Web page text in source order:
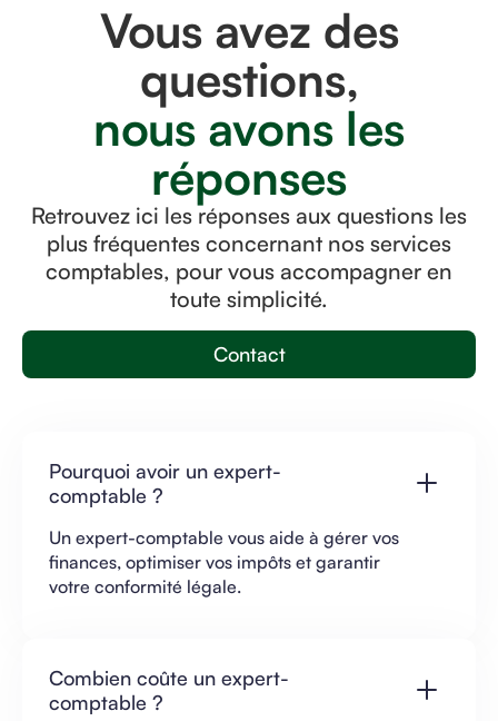
Vous avez des
questions,
nous avons les
réponses
Retrouvez ici les réponses aux questions les
plus fréquentes concernant nos services
comptables, pour vous accompagner en
toute simplicité.
Contact
Pourquoi avoir un expert-
comptable ?
Un expert-comptable vous aide à gérer vos
finances, optimiser vos impôts et garantir
votre conformité légale.
Combien coûte un expert-
comptable ?